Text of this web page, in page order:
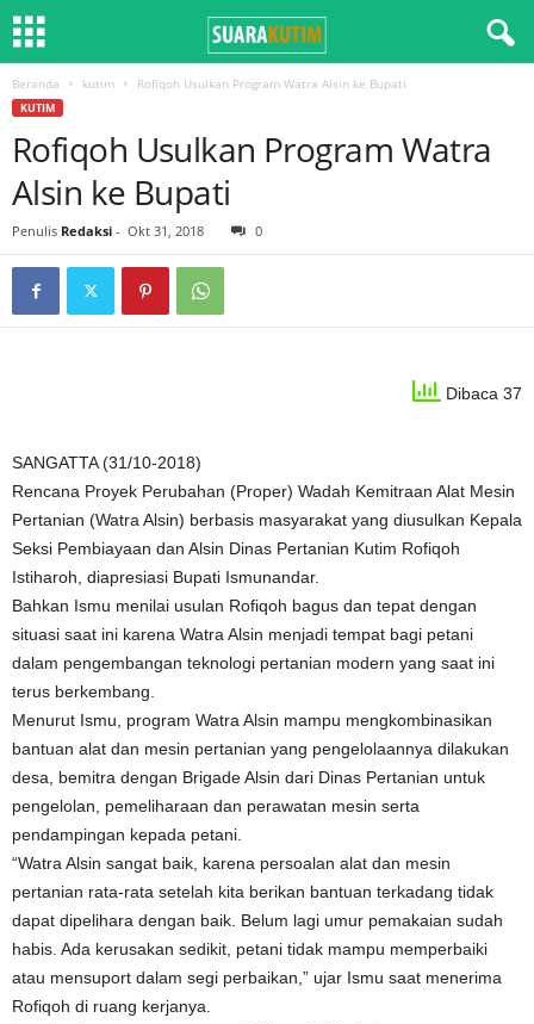
Beranda kutim Rofiqoh Usulkan Program Watra Alsin ke Bupati
KUTIM
Rofiqoh Usulkan Program Watra
Alsin ke Bupati
Penulis Redaksi - Okt 31, 2018 0
Dibaca 37
SANGATTA (31/10-2018)
Rencana Proyek Perubahan (Proper) Wadah Kemitraan Alat Mesin
Pertanian (Watra Alsin) berbasis masyarakat yang diusulkan Kepala
Seksi Pembiayaan dan Alsin Dinas Pertanian Kutim Rofiqoh
Istiharoh, diapresiasi Bupati Ismunandar.
Bahkan Ismu menilai usulan Rofiqoh bagus dan tepat dengan
situasi saat ini karena Watra Alsin menjadi tempat bagi petani
dalam pengembangan teknologi pertanian modern yang saat ini
terus berkembang.
Menurut Ismu, program Watra Alsin mampu mengkombinasikan
bantuan alat dan mesin pertanian yang pengelolaannya dilakukan
desa, bemitra dengan Brigade Alsin dari Dinas Pertanian untuk
pengelolan, pemeliharaan dan perawatan mesin serta
pendampingan kepada petani.
“Watra Alsin sangat baik, karena persoalan alat dan mesin
pertanian rata-rata setelah kita berikan bantuan terkadang tidak
dapat dipelihara dengan baik. Belum lagi umur pemakaian sudah
habis. Ada kerusakan sedikit, petani tidak mampu memperbaiki
atau mensuport dalam segi perbaikan,” ujar Ismu saat menerima
Rofiqoh di ruang kerjanya.